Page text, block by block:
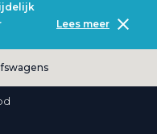
Lees meer